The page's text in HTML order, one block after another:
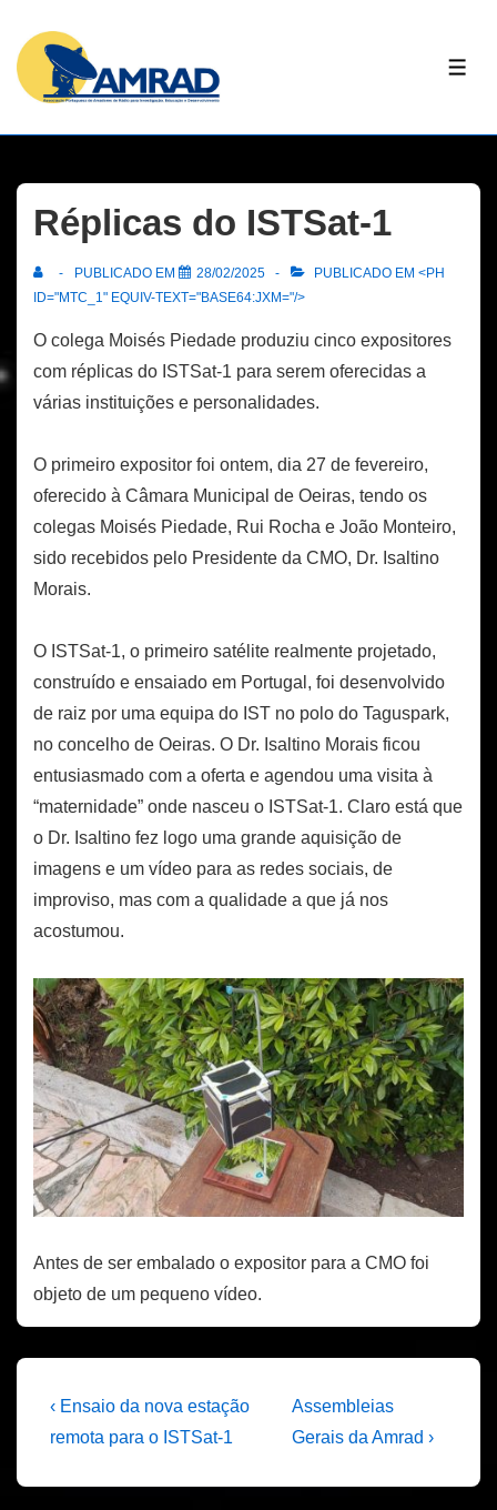
Skip
Content
Réplicas do ISTSat-1
PUBLICADO EM 28/02/2025
PUBLICADO EM <PH
ID="MTC_1" EQUIV-TEXT="BASE64:JXM="/>
O colega Moisés Piedade produziu cinco expositores
com réplicas do ISTSat-1 para serem oferecidas a
várias instituições e personalidades.
O primeiro expositor foi ontem, dia 27 de fevereiro,
oferecido à Câmara Municipal de Oeiras, tendo os
colegas Moisés Piedade, Rui Rocha e João Monteiro,
sido recebidos pelo Presidente da CMO, Dr. Isaltino
Morais.
O ISTSat-1, o primeiro satélite realmente projetado,
construído e ensaiado em Portugal, foi desenvolvido
de raiz por uma equipa do IST no polo do Taguspark,
no concelho de Oeiras. O Dr. Isaltino Morais ficou
entusiasmado com a oferta e agendou uma visita à
“maternidade” onde nasceu o ISTSat-1. Claro está que
o Dr. Isaltino fez logo uma grande aquisição de
imagens e um vídeo para as redes sociais, de
improviso, mas com a qualidade a que já nos
acostumou.
Antes de ser embalado o expositor para a CMO foi
objeto de um pequeno vídeo.
Navegação
de
artigos
Previous
Post
‹ Ensaio da nova estação
remota para o ISTSat-1
Next
Post
Assembleias
Gerais da Amrad ›